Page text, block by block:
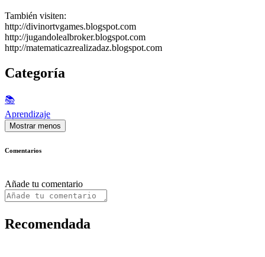
También visiten:
http://divinortvgames.blogspot.com
http://jugandolealbroker.blogspot.com
http://matematicazrealizadaz.blogspot.com
Categoría
📚
Aprendizaje
Mostrar menos
Comentarios
Añade tu comentario
Recomendada